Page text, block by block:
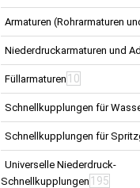
Armaturen (Rohrarmaturen
Niederdruckarmaturen und
Füllarmaturen 10
Schnellkupplungen für
Schnellkupplungen für
Universelle Niederdruck-
Schnellkupplungen 195